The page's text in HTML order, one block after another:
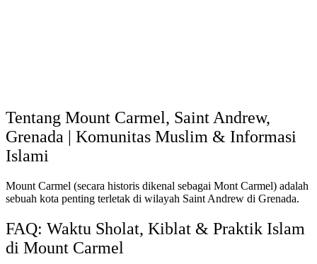
Tentang Mount Carmel, Saint Andrew,
Grenada | Komunitas Muslim & Informasi
Islami
Mount Carmel (secara historis dikenal sebagai Mont Carmel) adalah
sebuah kota penting terletak di wilayah Saint Andrew di Grenada.
FAQ: Waktu Sholat, Kiblat & Praktik Islam
di Mount Carmel